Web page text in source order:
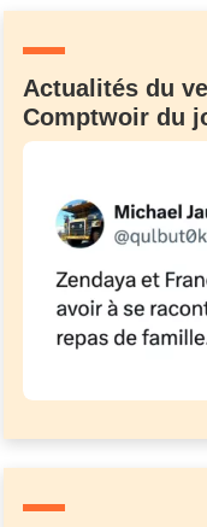
Actualités du
Comptwoir du